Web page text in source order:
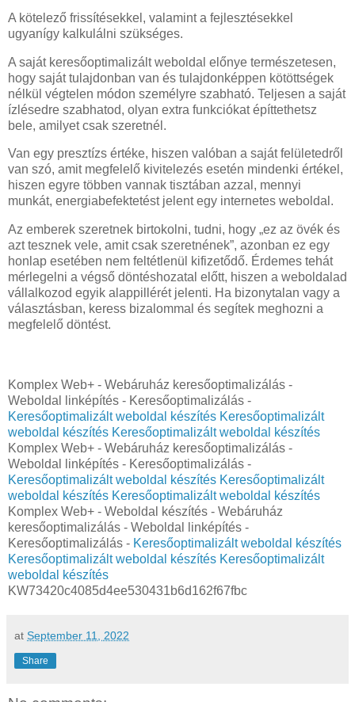
A kötelező frissítésekkel, valamint a fejlesztésekkel
ugyanígy kalkulálni szükséges.
A saját keresőoptimalizált weboldal előnye természetesen,
hogy saját tulajdonban van és tulajdonképpen kötöttségek
nélkül végtelen módon személyre szabható. Teljesen a saját
ízlésedre szabhatod, olyan extra funkciókat építtethetsz
bele, amilyet csak szeretnél.
Van egy presztízs értéke, hiszen valóban a saját felületedről
van szó, amit megfelelő kivitelezés esetén mindenki értékel,
hiszen egyre többen vannak tisztában azzal, mennyi
munkát, energiabefektetést jelent egy internetes weboldal.
Az emberek szeretnek birtokolni, tudni, hogy „ez az övék és
azt tesznek vele, amit csak szeretnének”, azonban ez egy
honlap esetében nem feltétlenül kifizetődő. Érdemes tehát
mérlegelni a végső döntéshozatal előtt, hiszen a weboldalad
vállalkozod egyik alappillérét jelenti. Ha bizonytalan vagy a
választásban, keress bizalommal és segítek meghozni a
megfelelő döntést.
Komplex Web+ - Webáruház keresőoptimalizálás -
Weboldal linképítés - Keresőoptimalizálás -
Keresőoptimalizált weboldal készítés Keresőoptimalizált
weboldal készítés Keresőoptimalizált weboldal készítés
Komplex Web+ - Webáruház keresőoptimalizálás -
Weboldal linképítés - Keresőoptimalizálás -
Keresőoptimalizált weboldal készítés Keresőoptimalizált
weboldal készítés Keresőoptimalizált weboldal készítés
Komplex Web+ - Weboldal készítés - Webáruház
keresőoptimalizálás - Weboldal linképítés -
Keresőoptimalizálás - Keresőoptimalizált weboldal készítés
Keresőoptimalizált weboldal készítés Keresőoptimalizált
weboldal készítés
KW73420c4085d4ee530431b6d162f67fbc
at September 11, 2022
Share